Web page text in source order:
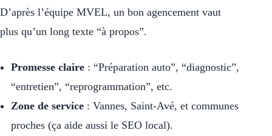
D’après l’équipe MVEL, un bon agencement vaut
plus qu’un long texte “à propos”.
Promesse claire : “Préparation auto”, “diagnostic”,
“entretien”, “reprogrammation”, etc.
Zone de service : Vannes, Saint-Avé, et communes
proches (ça aide aussi le SEO local).